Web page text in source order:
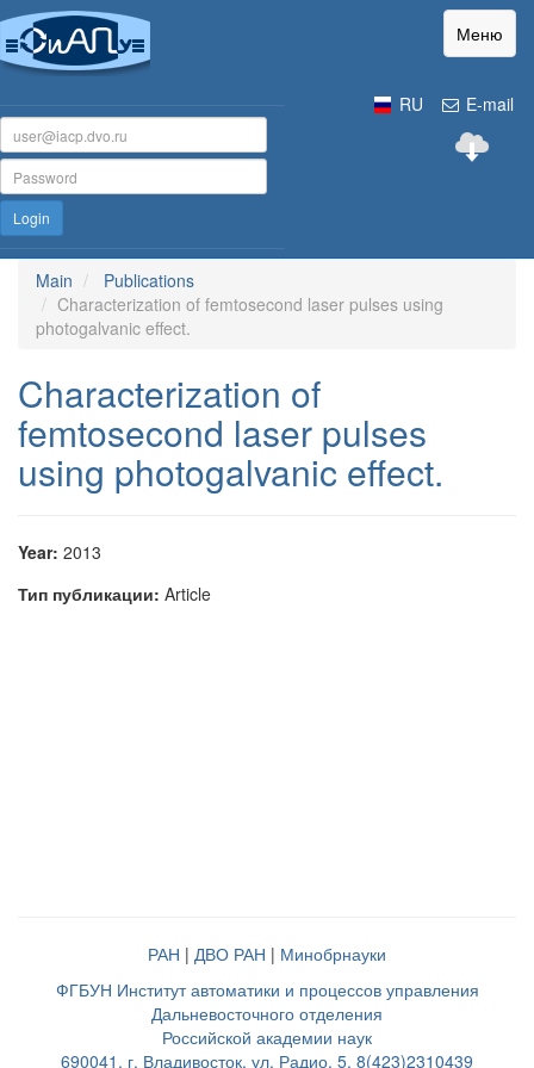
Меню
E-mail
RU
Login
Main
Publications
Characterization of femtosecond laser pulses using
photogalvanic effect.
Characterization of
femtosecond laser pulses
using photogalvanic effect.
Year: 2013
Тип публикации: Article
РАН | ДВО РАН | Минобрнауки
ФГБУН Институт автоматики и процессов управления
Дальневосточного отделения
Российской академии наук
690041, г. Владивосток, ул. Радио, 5, 8(423)2310439